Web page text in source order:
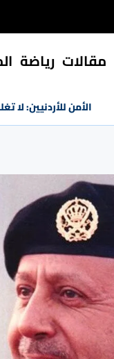
مقالات رياضة
الأمن للأردنيين: لا